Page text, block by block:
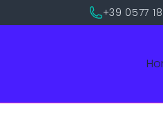
+39 0577